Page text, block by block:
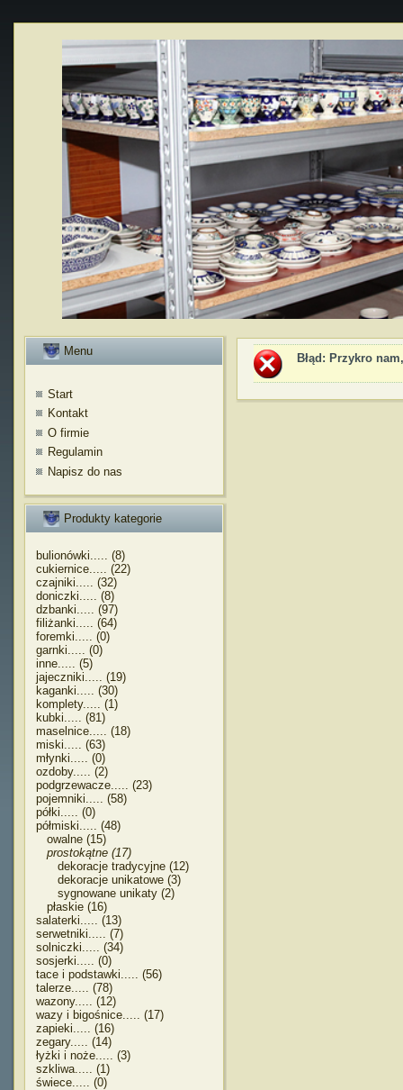
Menu
Start
Kontakt
O firmie
Regulamin
Napisz do nas
Produkty kategorie
bulionówki..... (8)
cukiernice..... (22)
czajniki..... (32)
doniczki..... (8)
dzbanki..... (97)
filiżanki..... (64)
foremki..... (0)
garnki..... (0)
inne..... (5)
jajeczniki..... (19)
kaganki..... (30)
komplety..... (1)
kubki..... (81)
maselnice..... (18)
miski..... (63)
młynki..... (0)
ozdoby..... (2)
podgrzewacze..... (23)
pojemniki..... (58)
półki..... (0)
półmiski..... (48)
owalne (15)
prostokątne (17)
dekoracje tradycyjne (12)
dekoracje unikatowe (3)
sygnowane unikaty (2)
płaskie (16)
salaterki..... (13)
serwetniki..... (7)
solniczki..... (34)
sosjerki..... (0)
tace i podstawki..... (56)
talerze..... (78)
wazony..... (12)
wazy i bigośnice..... (17)
zapieki..... (16)
zegary..... (14)
łyżki i noże..... (3)
szkliwa..... (1)
świece..... (0)
Błąd : Przykro